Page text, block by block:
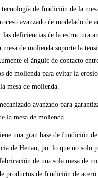
de fundición de la
avanzado de modelado de
las deficiencias de la estructura
mesa de molienda soporte la
el ángulo de contacto
de molienda para evitar la
mesa de molienda.
avanzado para
la mesa de molienda.
una gran base de fundición
de Henan, por lo que no solo
de una sola mesa de
productos de fundición de acero